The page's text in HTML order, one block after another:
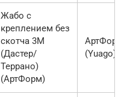
Жабо с
креплением без
скотча 3М
(Дастер/
Террано)
(АртФорм)
АртФорм
(Yuago)